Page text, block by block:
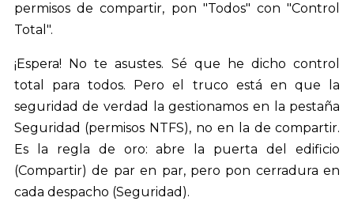
permisos de compartir, pon "Todos" con "Control
Total".
¡Espera! No te asustes. Sé que he dicho control
total para todos. Pero el truco está en que la
seguridad de verdad la gestionamos en la pestaña
Seguridad (permisos NTFS), no en la de compartir.
Es la regla de oro: abre la puerta del edificio
(Compartir) de par en par, pero pon cerradura en
cada despacho (Seguridad).